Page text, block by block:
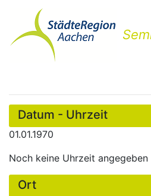
Datum - Uhrzeit
01.01.1970
Noch keine Uhrzeit angegeben
Ort